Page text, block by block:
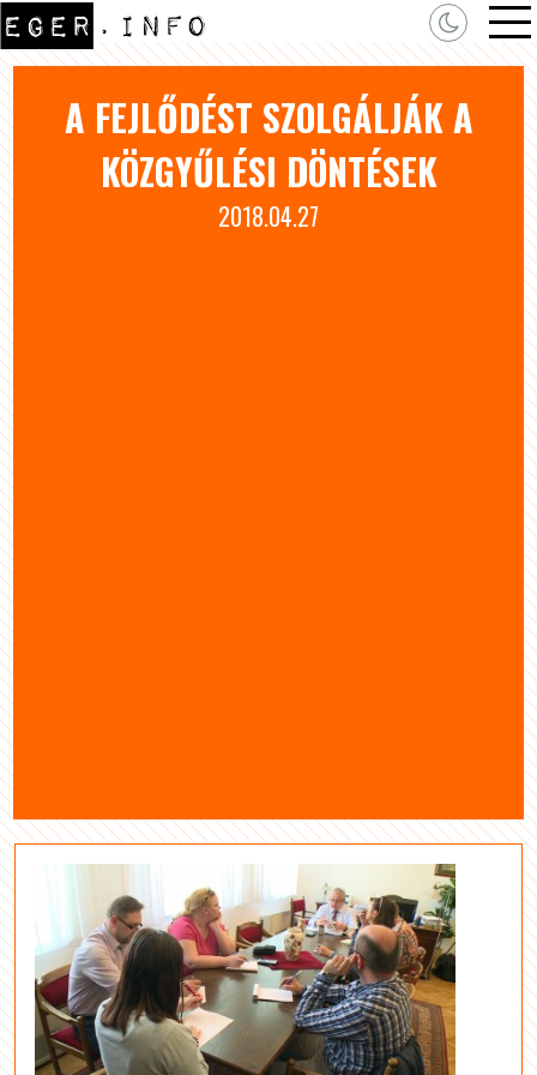
A FEJLŐDÉST SZOLGÁLJÁK A
KÖZGYŰLÉSI DÖNTÉSEK
2018.04.27